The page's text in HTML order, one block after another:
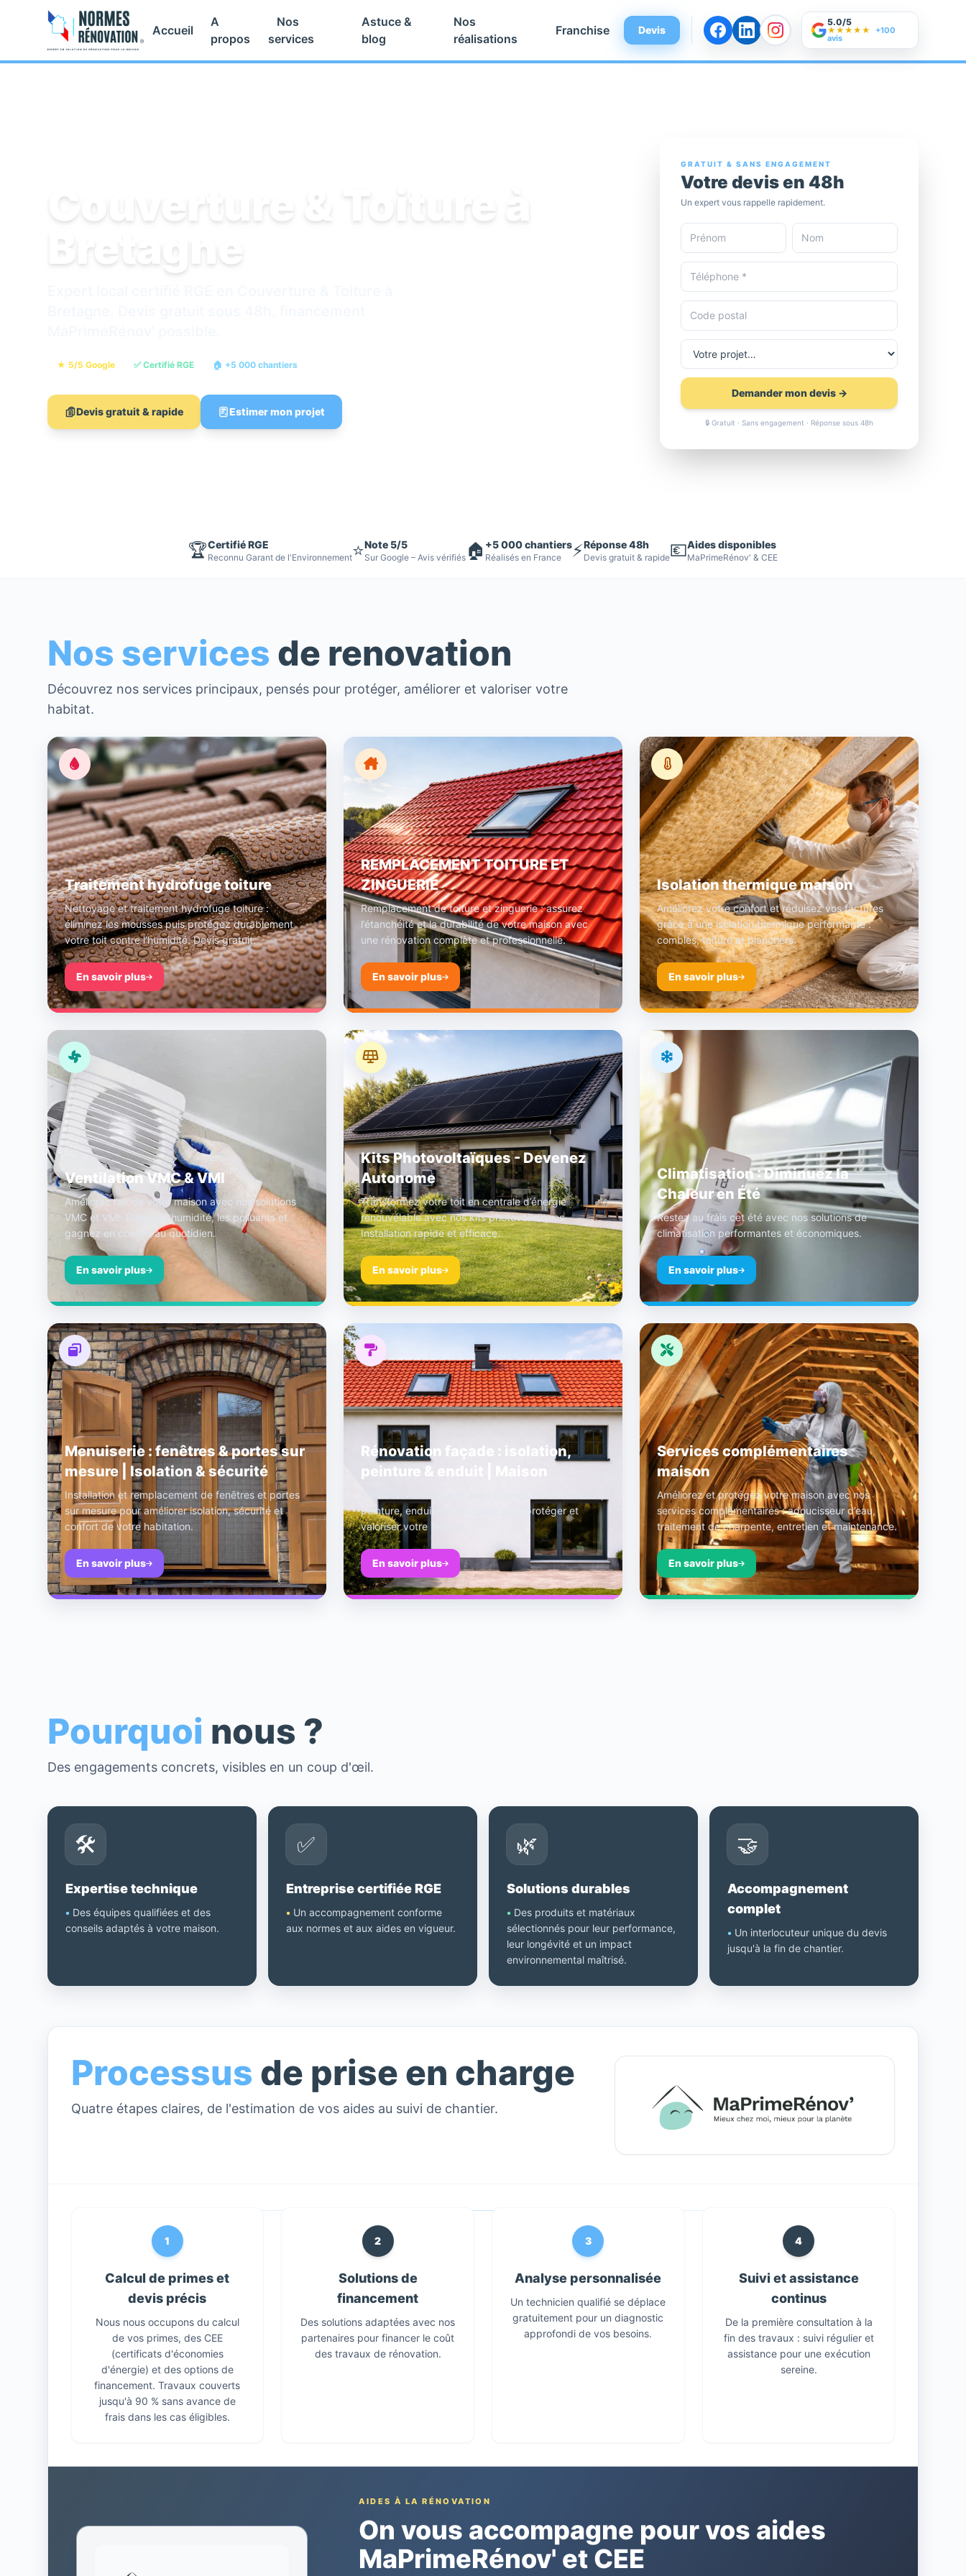
Accueil
A
propos
Nos
services
Astuce &
blog
Nos
réalisations
Franchise Devis
5.0/5
★★★★★ +100
avis
Couverture & Toiture à
Bretagne
★ 5/5 Google ✅ Certifié RGE 🏠 +5 000 chantiers
Devis gratuit & rapide Estimer mon projet
GRATUIT & SANS ENGAGEMENT
Votre devis en 48h
Un expert vous rappelle rapidement.
Demander mon devis →
🔒 Gratuit · Sans engagement · Réponse sous 48h
🏆Certifié RGE
Reconnu Garant de l'Environnement⭐Note 5/5
Sur Google – Avis vérifiés 🏠 +5 000 chantiers
Réalisés en France ⚡Réponse 48h
Devis gratuit & rapide💶Aides disponibles
MaPrimeRénov' & CEE
Nos services de renovation
Découvrez nos services principaux, pensés pour protéger, améliorer et valoriser votre
habitat.
Traitement hydrofuge toiture
Nettoyage et traitement hydrofuge toiture :
éliminez les mousses puis protégez durablement
votre toit contre l’humidité. Devis gratuit.
En savoir plus
REMPLACEMENT TOITURE ET
ZINGUERIE
Remplacement de toiture et zinguerie : assurez
l’étanchéité et la durabilité de votre maison avec
une rénovation complète et professionnelle.
En savoir plus
Isolation thermique maison
Améliorez votre confort et réduisez vos factures
grâce à une isolation thermique performante :
combles, toiture et planchers.
En savoir plus
Ventilation VMC & VMI
Améliorez l’air de votre maison avec nos solutions
VMC et VMI. Éliminez l’humidité, les polluants et
gagnez en confort au quotidien.
En savoir plus
Kits Photovoltaïques - Devenez
Autonome
Transformez votre toit en centrale d’énergie
renouvelable avec nos kits photovoltaïques.
Installation rapide et efficace.
En savoir plus
Climatisation : Diminuez la
Chaleur en Été
Restez au frais cet été avec nos solutions de
climatisation performantes et économiques.
En savoir plus
Menuiserie : fenêtres & portes sur
mesure | Isolation & sécurité
Installation et remplacement de fenêtres et portes
sur mesure pour améliorer isolation, sécurité et
confort de votre habitation.
En savoir plus
Rénovation façade : isolation,
peinture & enduit | Maison
peinture, enduit et nettoyage pour protéger et
valoriser votre maison.
En savoir plus
Services complémentaires
maison
Améliorez et protégez votre maison avec nos
services complémentaires : adoucisseur d’eau,
traitement de charpente, entretien et maintenance.
En savoir plus
Pourquoi nous ?
Des engagements concrets, visibles en un coup d'œil.
🛠️
Expertise technique
• Des équipes qualifiées et des
conseils adaptés à votre maison.
✅
Entreprise certifiée RGE
• Un accompagnement conforme
aux normes et aux aides en vigueur.
🌿
Solutions durables
• Des produits et matériaux
sélectionnés pour leur performance,
leur longévité et un impact
environnemental maîtrisé.
🤝
Accompagnement
complet
• Un interlocuteur unique du devis
jusqu'à la fin de chantier.
Processus de prise en charge
Quatre étapes claires, de l'estimation de vos aides au suivi de chantier.
1
Calcul de primes et
devis précis
Nous nous occupons du calcul
de vos primes, des CEE
(certificats d'économies
d'énergie) et des options de
financement. Travaux couverts
jusqu'à 90 % sans avance de
frais dans les cas éligibles.
2
Solutions de
financement
Des solutions adaptées avec nos
partenaires pour financer le coût
des travaux de rénovation.
3
Analyse personnalisée
Un technicien qualifié se déplace
gratuitement pour un diagnostic
approfondi de vos besoins.
4
Suivi et assistance
continus
De la première consultation à la
fin des travaux : suivi régulier et
assistance pour une exécution
sereine.
AIDES À LA RÉNOVATION
On vous accompagne pour vos aides
MaPrimeRénov' et CEE